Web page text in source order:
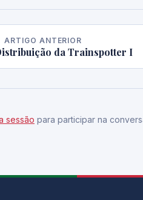
ARTIGO ANTERIOR
da Trainspotter I
sessão para participar na